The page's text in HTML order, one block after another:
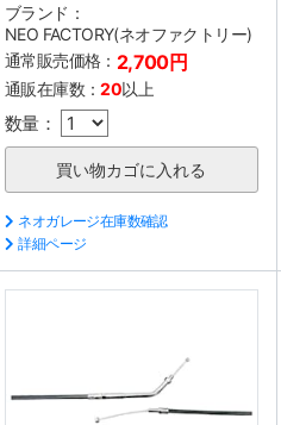
ブランド：
NEO FACTORY(ネオファクトリー)
通常販売価格： 2,700円
通販在庫数：20以上
数量：
ネオガレージ在庫数確認
詳細ページ